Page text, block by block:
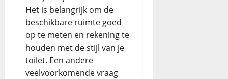
Het is belangrijk om de
beschikbare ruimte goed
op te meten en rekening te
houden met de stijl van je
toilet. Een andere
veelvoorkomende vraag